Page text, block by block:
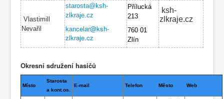
Vlastimill
Nevařil
starosta@ksh-
zlkraje.cz
kancelar@ksh-
zlkraje.cz
Přílucká
213
760 01
Zlín
ksh-
zlkraje.cz
Okresní sdružení hasičů
Místo
Starosta
a kont.os.
E-mail Telefon Město Web